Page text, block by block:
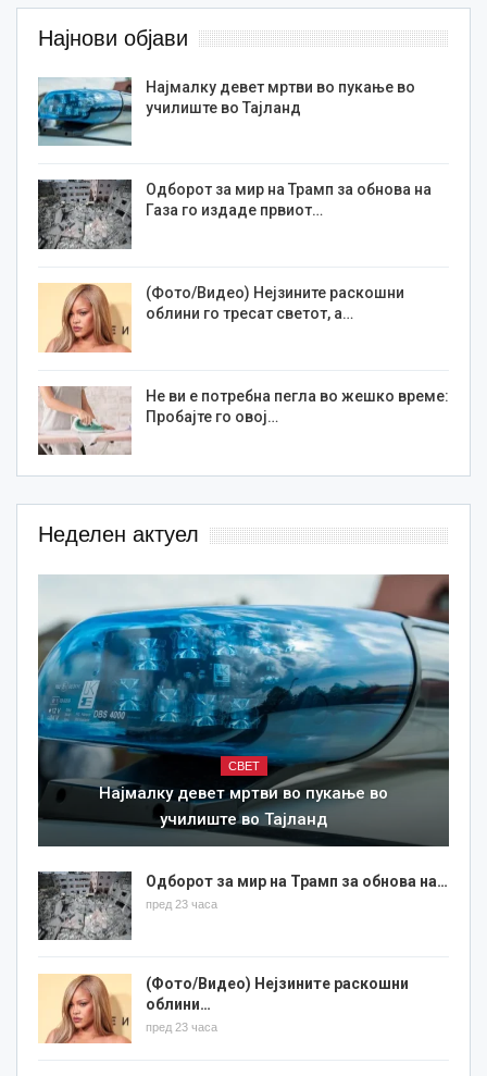
Најнови објави
Најмалку девет мртви во пукање во
училиште во Тајланд
Одборот за мир на Трамп за обнова на
Газа го издаде првиот…
(Фото/Видео) Нејзините раскошни
облини го тресат светот, а…
Не ви е потребна пегла во жешко време:
Пробајте го овој…
Неделен актуел
СВЕТ
Најмалку девет мртви во пукање во
училиште во Тајланд
Одборот за мир на Трамп за обнова на…
пред 23 часа
(Фото/Видео) Нејзините раскошни
облини…
пред 23 часа